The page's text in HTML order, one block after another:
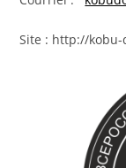
Site : http://